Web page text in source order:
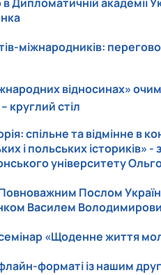
міжнародників: перегово
відносинах» очим
круглий стіл
спільне та відмінне в
і польських істориків» - з
університету
Повноважним Послом Україн
Василем
семінар «Щоденне життя
форматі із нашим друг